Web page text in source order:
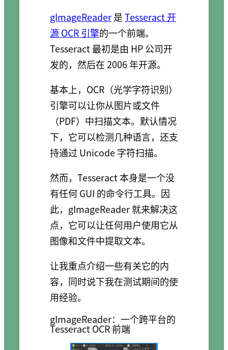
gImageReader是Tesseract 开
源 OCR 引擎的一个前端。
Tesseract 最初是由 HP 公司开
发的，然后在 2006 年开源。
基本上，OCR（光学字符识别）
引擎可以让你从图片或文件
（PDF）中扫描文本。默认情况
下，它可以检测几种语言，还支
持通过 Unicode 字符扫描。
然而，Tesseract 本身是一个没
有任何 GUI 的命令行工具。因
此，gImageReader 就来解决这
点，它可以让任何用户使用它从
图像和文件中提取文本。
让我重点介绍一些有关它的内
容，同时说下我在测试期间的使
用经验。
gImageReader：一个跨平台的
Tesseract OCR 前端